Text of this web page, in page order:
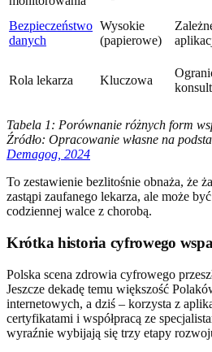
Bezpieczeństwo
danych
Wysokie
(papierowe)
Rola lekarza Kluczowa
Tabela 1: Porównanie różnych form
Źródło: Opracowanie własne na
Demagog, 2024
To zestawienie bezlitośnie obnaża, że
zastąpi zaufanego lekarza, ale może
codziennej walce z chorobą.
Krótka historia cyfrowego
Polska scena zdrowia cyfrowego
Jeszcze dekadę temu większość
internetowych, a dziś – korzysta z
certyfikatami i współpracą ze
wyraźnie wybijają się trzy etapy